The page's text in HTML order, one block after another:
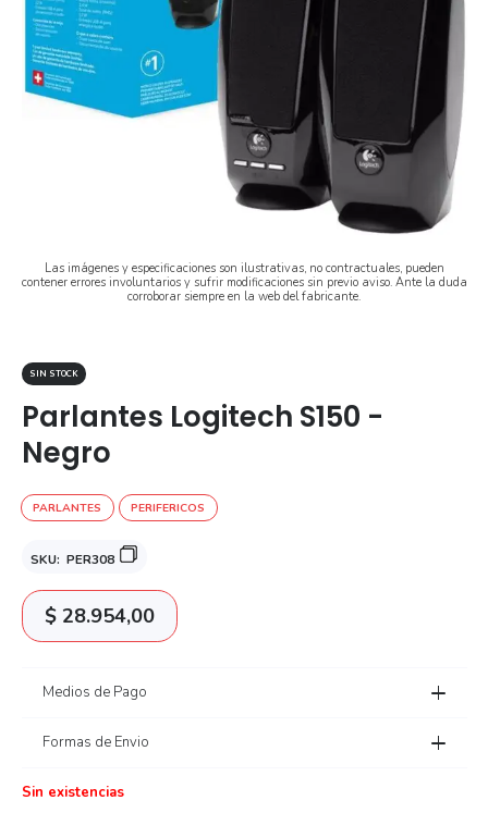
Las imágenes y especificaciones son ilustrativas, no contractuales, pueden
contener errores involuntarios y sufrir modificaciones sin previo aviso. Ante la duda
corroborar siempre en la web del fabricante.
SIN STOCK
Parlantes Logitech S150 -
Negro
PARLANTES PERIFERICOS
SKU: PER308
$28.954,00
Medios de Pago
Formas de Envio
Sin existencias